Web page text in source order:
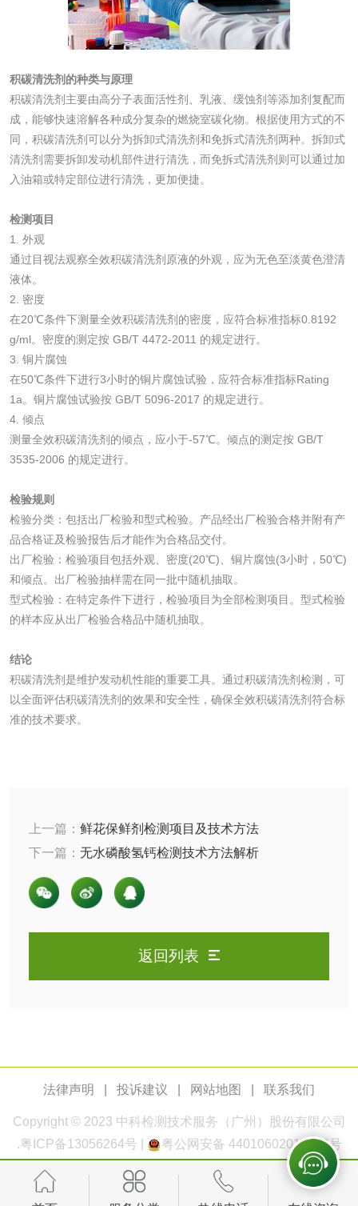
积碳清洗剂的种类与原理
积碳清洗剂主要由高分子表面活性剂、乳液、缓蚀剂等添加剂复配而
成，能够快速溶解各种成分复杂的燃烧室碳化物。根据使用方式的不
同，积碳清洗剂可以分为拆卸式清洗剂和免拆式清洗剂两种。拆卸式
清洗剂需要拆卸发动机部件进行清洗，而免拆式清洗剂则可以通过加
入油箱或特定部位进行清洗，更加便捷。
检测项目
1. 外观
通过目视法观察全效积碳清洗剂原液的外观，应为无色至淡黄色澄清
液体。
2. 密度
在20℃条件下测量全效积碳清洗剂的密度，应符合标准指标0.8192
g/ml。密度的测定按 GB/T 4472-2011 的规定进行。
3. 铜片腐蚀
在50℃条件下进行3小时的铜片腐蚀试验，应符合标准指标Rating
1a。铜片腐蚀试验按 GB/T 5096-2017 的规定进行。
4. 倾点
测量全效积碳清洗剂的倾点，应小于-57℃。倾点的测定按 GB/T
3535-2006 的规定进行。
检验规则
检验分类：包括出厂检验和型式检验。产品经出厂检验合格并附有产
品合格证及检验报告后才能作为合格品交付。
出厂检验：检验项目包括外观、密度(20℃)、铜片腐蚀(3小时，50℃)
和倾点。出厂检验抽样需在同一批中随机抽取。
型式检验：在特定条件下进行，检验项目为全部检测项目。型式检验
的样本应从出厂检验合格品中随机抽取。
结论
积碳清洗剂是维护发动机性能的重要工具。通过积碳清洗剂检测，可
以全面评估积碳清洗剂的效果和安全性，确保全效积碳清洗剂符合标
准的技术要求。
上一篇： 鲜花保鲜剂检测项目及技术方法
下一篇： 无水磷酸氢钙检测技术方法解析
返回列表
法律声明 投诉建议 网站地图 联系我们
Copyright © 2023 中科检测 技术服务（广州）股份有限公司
.粤ICP备13056264号 粤公网安备 44010602011168号
微生物检测
化妆品毒理试验 化妆品毒理测试
化妆品眼刺激试验 化妆品皮肤刺激试
验
洗衣液检测 洗涤剂检测
花露水检测 蚊香液检测
水处理剂
水处理药剂检测 聚丙烯酰胺检测
检测
三氯异氰尿酸检测 磷酸二氢铵检测
活性炭检测 煤质颗粒活性炭检
电厂水处理活性炭
木质净水用活性炭
化肥检测 微生物菌剂检测
有机肥检测 钾肥检测
磷酸肥料检测